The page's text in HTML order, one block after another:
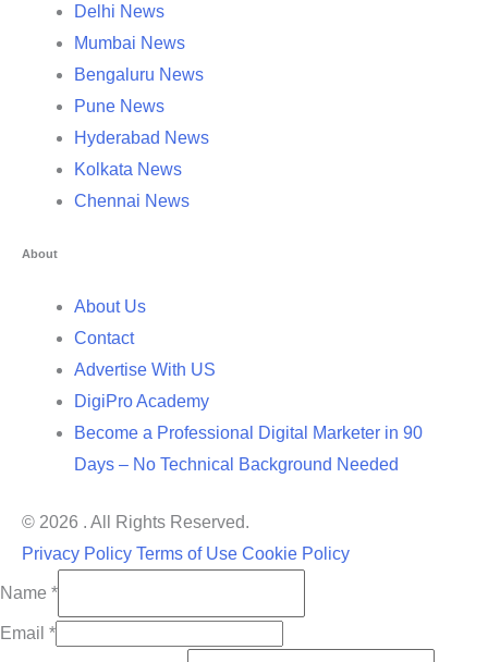
Delhi News
Mumbai News
Bengaluru News
Pune News
Hyderabad News
Kolkata News
Chennai News
About
About Us
Contact
Advertise With US
DigiPro Academy
Become a Professional Digital Marketer in 90
Days – No Technical Background Needed
© 2026 . All Rights Reserved.
Privacy Policy Terms of Use Cookie Policy
Name *
Email *